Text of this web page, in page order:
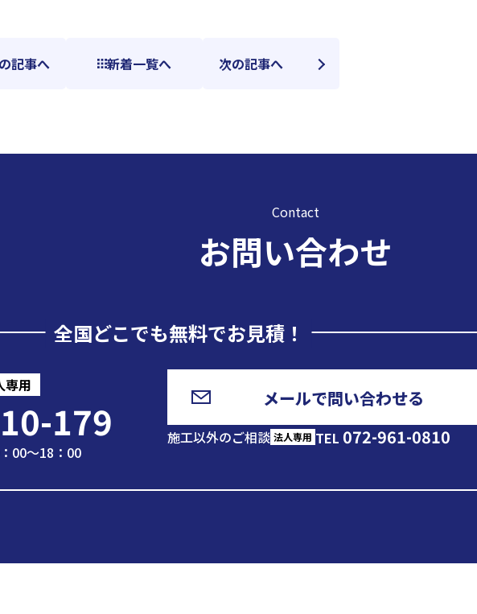
記事へ 新着一覧へ 次の記事へ
Contact
お問い合わせ
全国どこでも無料でお見積！
専用
179
00～18：00
メールで問い合わせる
施工以外のご相談 法人専用 TEL 072-961-0810